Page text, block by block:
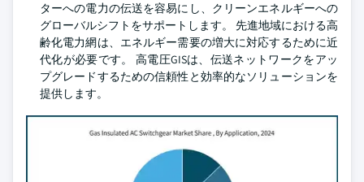
ターへの電力の伝送を容易にし、クリーンエネルギーへの
グローバルシフトをサポートします。 先進地域における高
齢化電力網は、エネルギー需要の増大に対応するために近
代化が必要です。 高電圧GISは、伝送ネットワークをアッ
プグレードするための信頼性と効率的なソリューションを
提供します。